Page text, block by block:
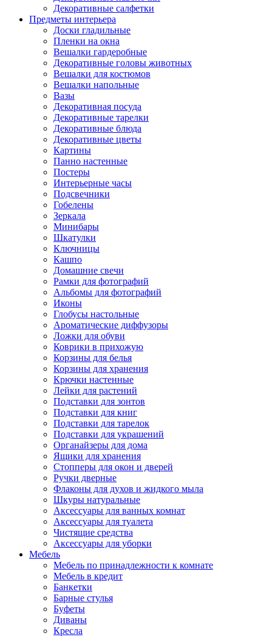
Декоративные салфетки
Предметы интерьера
Доски гладильные
Пленки на окна
Вешалки гардеробные
Декоративные головы животных
Вешалки для костюмов
Вешалки напольные
Вазы
Декоративная посуда
Декоративные тарелки
Декоративные блюда
Декоративные цветы
Картины
Панно настенные
Постеры
Интерьерные часы
Подсвечники
Гобелены
Зеркала
Минибары
Шкатулки
Ключницы
Кашпо
Домашние свечи
Рамки для фотографий
Альбомы для фотографий
Иконы
Глобусы настольные
Ароматические диффузоры
Ложки для обуви
Коврики в прихожую
Корзины для белья
Корзины для хранения
Крючки настенные
Лейки для растений
Подставки для зонтов
Подставки для книг
Подставки для тарелок
Подставки для украшений
Органайзеры для дома
Ящики для хранения
Стопперы для окон и дверей
Ручки дверные
Флаконы для духов и жидкого мыла
Шкуры натуральные
Аксессуары для ванных комнат
Аксессуары для туалета
Чистящие средства
Аксессуары для уборки
Мебель
Мебель по принадлежности к комнате
Мебель в кредит
Банкетки
Барные стулья
Буфеты
Диваны
Кресла